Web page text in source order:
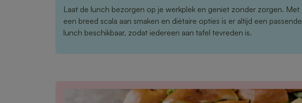
Laat de lunch bezorgen op je werkplek en geniet zonder zorgen. Met
een breed scala aan smaken en diëtaire opties is er altijd een passende
lunch beschikbaar, zodat iedereen aan tafel tevreden is.